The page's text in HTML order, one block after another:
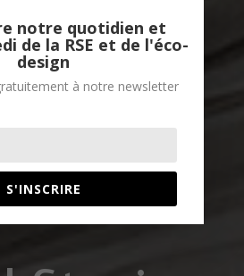
notre quotidien et
de la RSE et de l'éco-
design
à notre newsletter
S'INSCRIRE